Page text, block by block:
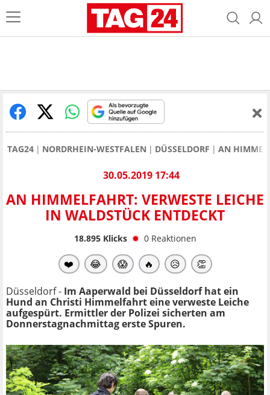
TAG24 NORDRHEIN-WESTFALEN DÜSSELDORF AN
30.05.2019 17:44
AN HIMMELFAHRT: VERWESTE LEICHE
IN WALDSTÜCK ENTDECKT
18.895Klicks 0 Reaktionen
❤️ 😂 😱 🔥 😥 👏
Düsseldorf - Im Aaperwald bei Düsseldorf hat ein
Hund an Christi Himmelfahrt eine verweste Leiche
aufgespürt. Ermittler der Polizei sicherten am
Donnerstagnachmittag erste Spuren.